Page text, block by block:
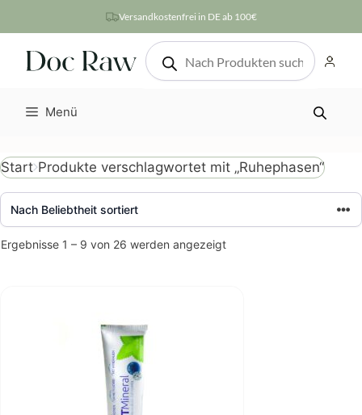
Inhalt
springen
Versandkostenfrei in DE ab 100€
Products
search
Menü
Start Produkte verschlagwortet mit „Ruhephasen“
Ergebnisse 1 – 9 von 26 werden angezeigtNach